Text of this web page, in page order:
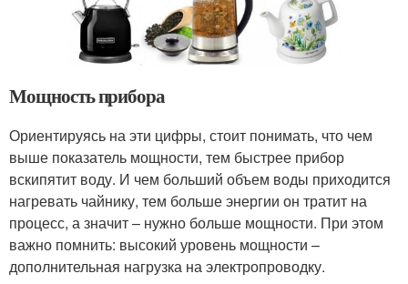
Мощность прибора
Ориентируясь на эти цифры, стоит понимать, что чем
выше показатель мощности, тем быстрее прибор
вскипятит воду. И чем больший объем воды приходится
нагревать чайнику, тем больше энергии он тратит на
процесс, а значит – нужно больше мощности. При этом
важно помнить: высокий уровень мощности –
дополнительная нагрузка на электропроводку.